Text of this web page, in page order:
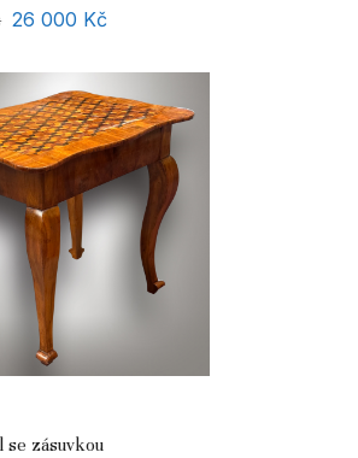
26 000 Kč
zásuvkou